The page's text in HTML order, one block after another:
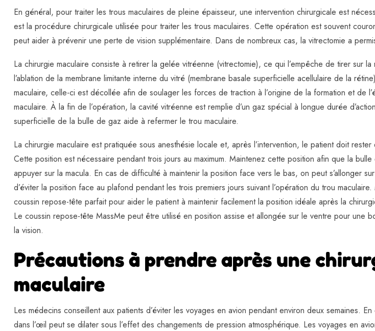
En général, pour traiter les trous maculaires de pleine épaisseur, une intervention chirurgicale est
est la procédure chirurgicale utilisée pour traiter les trous maculaires. Cette opération est souvent
peut aider à prévenir une perte de vision supplémentaire. Dans de nombreux cas, la vitrectomie a
La chirurgie maculaire consiste à retirer la gelée vitréenne (vitrectomie), ce qui l’empêche de tirer sur
l’ablation de la membrane limitante interne du vitré (membrane basale superficielle acellulaire de la
maculaire, celle-ci est décollée afin de soulager les forces de traction à l’origine de la formation et de
maculaire. À la fin de l’opération, la cavité vitréenne est remplie d’un gaz spécial à longue durée
superficielle de la bulle de gaz aide à refermer le trou maculaire.
La chirurgie maculaire est pratiquée sous anesthésie locale et, après l’intervention, le patient doit
Cette position est nécessaire pendant trois jours au maximum. Maintenez cette position afin que la
appuyer sur la macula. En cas de difficulté à maintenir la position face vers le bas, on peut s’allonger
d’éviter la position face au plafond pendant les trois premiers jours suivant l’opération du trou
coussin repose-tête parfait pour aider le patient à maintenir facilement la position idéale après la
Le coussin repose-tête MassMe peut être utilisé en position assise et allongée sur le ventre pour une
la vision.
Précautions à prendre après une
maculaire
Les médecins conseillent aux patients d’éviter les voyages en avion pendant environ deux semaines.
dans l’œil peut se dilater sous l’effet des changements de pression atmosphérique. Les voyages en